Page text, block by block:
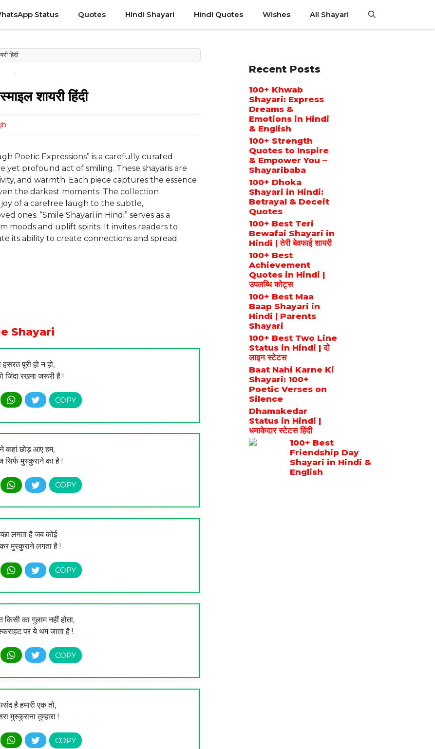
Status Quotes Hindi Shayari Hindi Quotes Wishes All Shayari
हिंदी
शायरी हिंदी
Poetic Expressions” is a carefully curated
profound act of smiling. These shayaris are
and warmth. Each piece captures the essence
the darkest moments. The collection
of a carefree laugh to the subtle,
ones. “Smile Shayari in Hindi” serves as a
moods and uplift spirits. It invites readers to
its ability to create connections and spread
Shayari
पूरी हो न हो,
जिंदा रखना जरूरी है !
कहां छोड़ आए हम,
सिर्फ मुस्कुराने का है !
लगता है जब कोई
मुस्कुराने लगता है !
का गुलाम नहीं होता,
पर ये थम जाता है !
है हमारी एक तो,
मुस्कुराना तुम्हारा !
Recent Posts
100+ Khwab
Shayari: Express
Dreams &
Emotions in Hindi
& English
100+ Strength
Quotes to Inspire
& Empower You –
Shayaribaba
100+ Dhoka
Shayari in Hindi:
Betrayal & Deceit
Quotes
100+ Best Teri
Bewafai Shayari in
Hindi | तेरी बेवफाई शायरी
100+ Best
Achievement
Quotes in Hindi |
उपलब्धि कोट्स
100+ Best Maa
Baap Shayari in
Hindi | Parents
Shayari
100+ Best Two Line
Status in Hindi | दो
लाइन स्टेटस
Baat Nahi Karne Ki
Shayari: 100+
Poetic Verses on
Silence
Dhamakedar
Status in Hindi |
धमाकेदार स्टेटस हिंदी
100+ Best
Friendship Day
Shayari in Hindi &
English